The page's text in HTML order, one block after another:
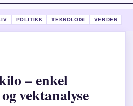
POLITIKK TEKNOLOGI VERDEN
– enkel
vektanalyse